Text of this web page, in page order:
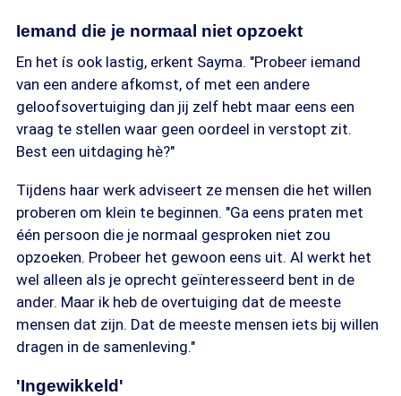
Iemand die je normaal niet opzoekt
En het ís ook lastig, erkent Sayma. "Probeer iemand
van een andere afkomst, of met een andere
geloofsovertuiging dan jij zelf hebt maar eens een
vraag te stellen waar geen oordeel in verstopt zit.
Best een uitdaging hè?"
Tijdens haar werk adviseert ze mensen die het willen
proberen om klein te beginnen. "Ga eens praten met
één persoon die je normaal gesproken niet zou
opzoeken. Probeer het gewoon eens uit. Al werkt het
wel alleen als je oprecht geïnteresseerd bent in de
ander. Maar ik heb de overtuiging dat de meeste
mensen dat zijn. Dat de meeste mensen iets bij willen
dragen in de samenleving."
'Ingewikkeld'